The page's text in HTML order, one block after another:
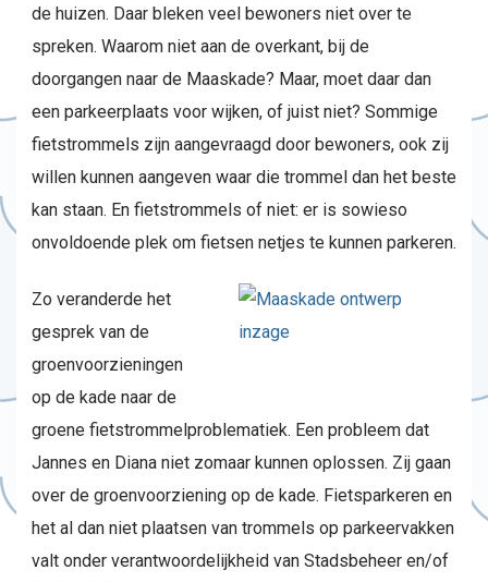
de huizen. Daar bleken veel bewoners niet over te
spreken. Waarom niet aan de overkant, bij de
doorgangen naar de Maaskade? Maar, moet daar dan
een parkeerplaats voor wijken, of juist niet? Sommige
fietstrommels zijn aangevraagd door bewoners, ook zij
willen kunnen aangeven waar die trommel dan het beste
kan staan. En fietstrommels of niet: er is sowieso
onvoldoende plek om fietsen netjes te kunnen parkeren.
Zo veranderde het
gesprek van de
groenvoorzieningen
op de kade naar de
groene fietstrommelproblematiek. Een probleem dat
Jannes en Diana niet zomaar kunnen oplossen. Zij gaan
over de groenvoorziening op de kade. Fietsparkeren en
het al dan niet plaatsen van trommels op parkeervakken
valt onder verantwoordelijkheid van Stadsbeheer en/of